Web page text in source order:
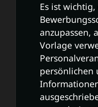
Es ist wichtig,
anzupassen,
Vorlage
persönlichen